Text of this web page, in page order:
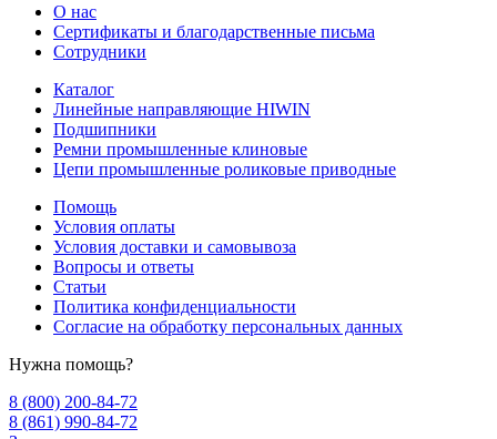
О нас
Сертификаты и благодарственные письма
Сотрудники
Каталог
Линейные направляющие HIWIN
Подшипники
Ремни промышленные клиновые
Цепи промышленные роликовые приводные
Помощь
Условия оплаты
Условия доставки и самовывоза
Вопросы и ответы
Статьи
Политика конфиденциальности
Согласие на обработку персональных данных
Нужна помощь?
8 (800) 200-84-72
8 (861) 990-84-72